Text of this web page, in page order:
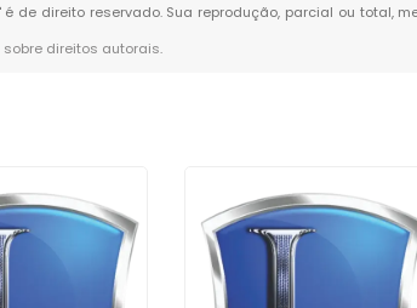
" é de direito reservado. Sua reprodução, parcial ou total,
sobre direitos autorais.